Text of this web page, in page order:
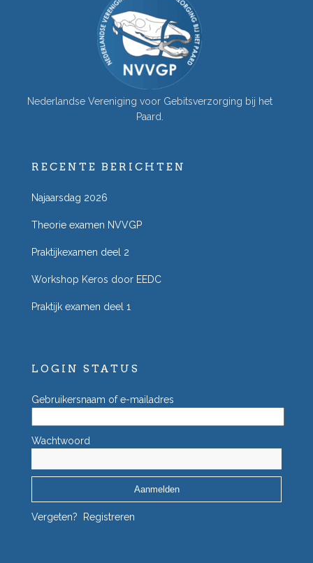
Nederlandse Vereniging voor Gebitsverzorging bij het
Paard.
RECENTE BERICHTEN
Najaarsdag 2026
Theorie examen NVVGP
Praktijkexamen deel 2
Workshop Keros door EEDC
Praktijk examen deel 1
LOGIN STATUS
Gebruikersnaam of e-mailadres
Wachtwoord
Vergeten? Registreren